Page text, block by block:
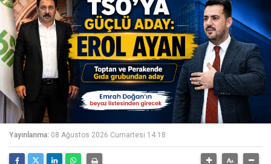
Yayınlanma: 08 Ağustos 2026 Cumartesi 14:18